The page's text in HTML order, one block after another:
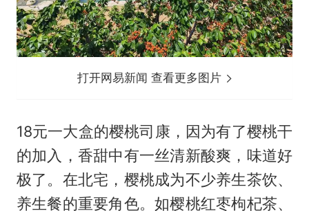
打开网易新闻 查看更多图片
18元一大盒的樱桃司康，因为有了樱桃干
的加入，香甜中有一丝清新酸爽，味道好
极了。在北宅，樱桃成为不少养生茶饮、
养生餐的重要角色。如樱桃红枣枸杞茶、